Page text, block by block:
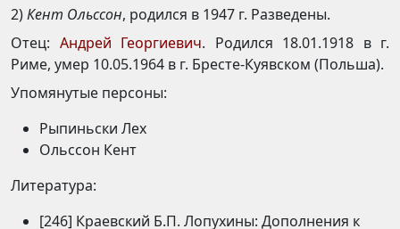
2)Кент Ольссон, родился в 1947 г. Разведены.
Отец: Андрей Георгиевич. Родился 18.01.1918 в г.
Риме, умер 10.05.1964 в г. Бресте-Куявском (Польша).
Упомянутые персоны:
Рыпиньски Лех
Ольссон Кент
Литература:
[246] Краевский Б.П. Лопухины: Дополнения к